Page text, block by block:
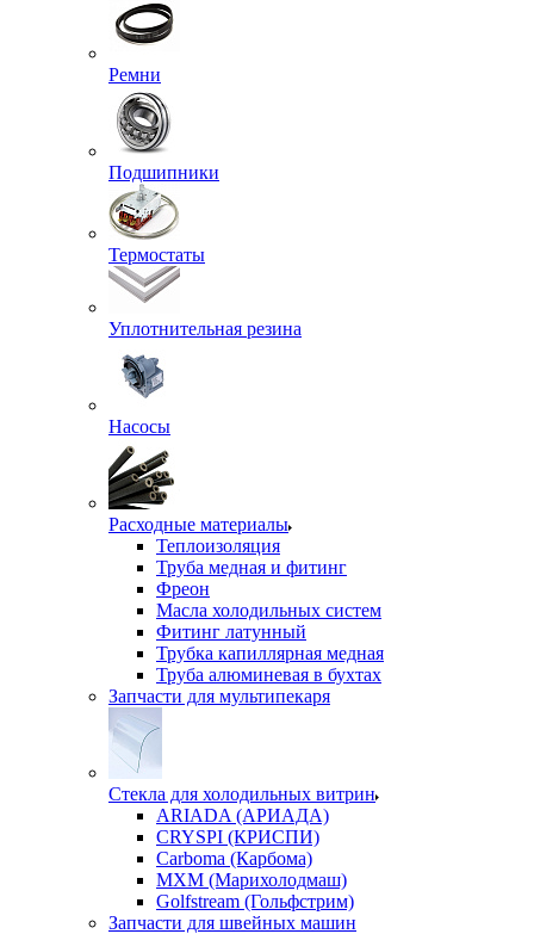
Ремни
Подшипники
Термостаты
Уплотнительная резина
Насосы
Расходные материалы
Теплоизоляция
Труба медная и фитинг
Фреон
Масла холодильных систем
Фитинг латунный
Трубка капиллярная медная
Труба алюминевая в бухтах
Запчасти для мультипекаря
Стекла для холодильных витрин
ARIADA (АРИАДА)
CRYSPI (КРИСПИ)
Carboma (Карбома)
MXM (Марихолодмаш)
Golfstream (Гольфстрим)
Запчасти для швейных машин